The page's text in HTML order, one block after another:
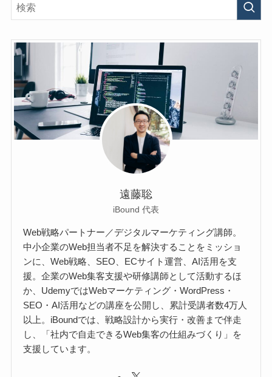
遠藤聡
iBound 代表
Web戦略パートナー／デジタルマーケティング講師。
中小企業のWeb担当者不足を解決することをミッショ
ンに、Web戦略、SEO、ECサイト運営、AI活用を支
援。企業のWeb集客支援や研修講師として活動するほ
か、UdemyではWebマーケティング・WordPress・
SEO・AI活用などの講座を公開し、累計受講者数4万人
以上。iBoundでは、戦略設計から実行・改善まで伴走
し、「社内で自走できるWeb集客の仕組みづくり」を
支援しています。